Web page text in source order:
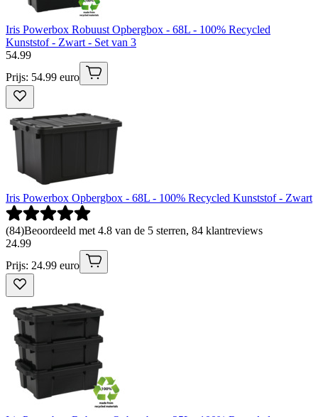
Iris Powerbox Robuust Opbergbox - 68L - 100% Recycled
Kunststof - Zwart - Set van 3
54.99
Prijs: 54.99 euro
Iris Powerbox Opbergbox - 68L - 100% Recycled Kunststof - Zwart
(84)Beoordeeld met 4.8 van de 5 sterren, 84 klantreviews
24.99
Prijs: 24.99 euro